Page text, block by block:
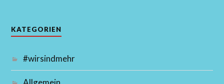
KATEGORIEN
#wirsindmehr